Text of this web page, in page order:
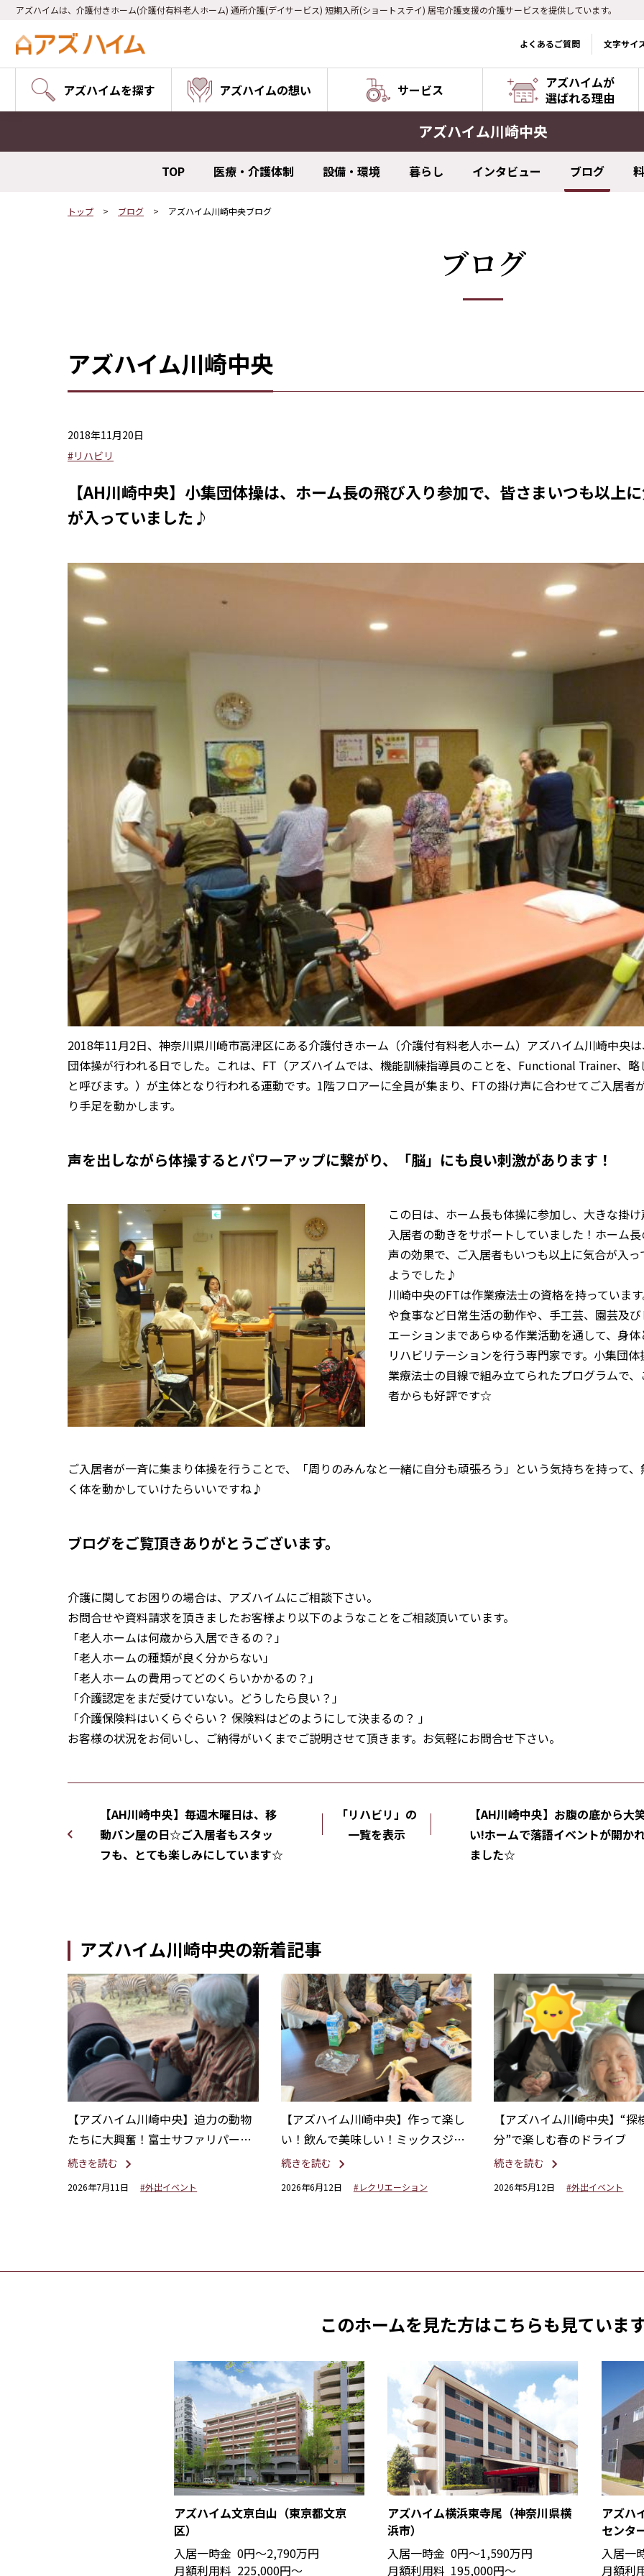
アズハイムは、介護付きホーム(介護付有料老人ホーム) 通所介護(デイサービス) 短期入所(ショートステイ) 居宅介護支援の介護サービスを提供しています。
よくあるご質問 文字サイ
アズハイムを探す アズハイムの想い サービス
アズハイムが
選ばれる理由
アズハイム川崎中央
TOP 医療・介護体制 設備・環境 暮らし インタビュー ブログ
トップ ブログ アズハイム川崎中央ブログ
ブログ
アズハイム川崎中央
2018年11月20日
#リハビリ
【AH川崎中央】小集団体操は、ホーム長の飛び入り参加で、皆さまいつも以上
が入っていました♪
2018年11月2日、神奈川県川崎市高津区にある介護付きホーム（介護付有料老人ホーム）アズハイム川崎中央
団体操が行われる日でした。これは、FT（アズハイムでは、機能訓練指導員のことを、Functional Trainer、略
と呼びます。）が主体となり行われる運動です。1階フロアーに全員が集まり、FTの掛け声に合わせてご入居者
り手足を動かします。
声を出しながら体操するとパワーアップに繋がり、「脳」にも良い刺激があります！
この日は、ホーム長も体操に参加し、大きな掛
入居者の動きをサポートしていました！ホーム
声の効果で、ご入居者もいつも以上に気合が入っ
ようでした♪
川崎中央のFTは作業療法士の資格を持っていま
や食事など日常生活の動作や、手工芸、園芸及
エーションまであらゆる作業活動を通して、身
リハビリテーションを行う専門家です。小集団体
業療法士の目線で組み立てられたプログラムで
者からも好評です☆
ご入居者が一斉に集まり体操を行うことで、「周りのみんなと一緒に自分も頑張ろう」という気持ちを持って
く体を動かしていけたらいいですね♪
ブログをご覧頂きありがとうございます。
介護に関してお困りの場合は、アズハイムにご相談下さい。
お問合せや資料請求を頂きましたお客様より以下のようなことをご相談頂いています。
「老人ホームは何歳から入居できるの？」
「老人ホームの種類が良く分からない」
「老人ホームの費用ってどのくらいかかるの？」
「介護認定をまだ受けていない。どうしたら良い？」
「介護保険料はいくらぐらい？ 保険料はどのようにして決まるの？ 」
お客様の状況をお伺いし、ご納得がいくまでご説明させて頂きます。お気軽にお問合せ下さい。
【AH川崎中央】毎週木曜日は、移
動パン屋の日☆ご入居者もスタッ
フも、とても楽しみにしています☆
【AH川崎中央】お腹の底から大
い!ホームで落語イベントが開か
ました☆
「リハビリ」の
一覧を表示
アズハイム川崎中央の新着記事
【アズハイム川崎中央】迫力の動物
たちに大興奮！富士サファリパーク
へバス旅行
続きを読む
2026年7月11日 #外出イベント
【アズハイム川崎中央】作って楽し
い！飲んで美味しい！ミックスジュ
ース作り
続きを読む
2026年6月12日 #レクリエーション
【アズハイム川崎中央】“探
分”で楽しむ春のドライブ
続きを読む
2026年5月12日 #外出イベント
このホームを見た方はこちらも見ていま
アズハイム文京白山（東京都文京
区）
入居一時金 0円〜2,790万円
月額利用料 225,000円〜
アズハイム横浜東寺尾（神奈川県横
浜市）
入居一時金 0円〜1,590万円
月額利用料 195,000円〜
アズハ
センタ
入居一
月額利